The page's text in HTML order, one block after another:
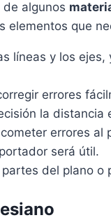
algunos
elementos que
líneas y los
errores
la distancia
errores al
será útil.
del plano o